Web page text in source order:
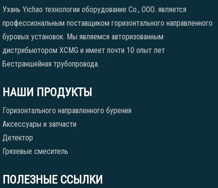
Ухань Yichao технологии оборудование Co., ООО. является
профессиональным поставщиком горизонтального направленного
буровых установок. Мы являемся авторизованным
дистрибьютором XCMG и имеет почти 10 опыт лет
Бестраншейная трубопровода.
НАШИ ПРОДУКТЫ
Горизонтального направленного бурения
Аксессуары и запчасти
Детектор
Грязевые смеситель
ПОЛЕЗНЫЕ ССЫЛКИ